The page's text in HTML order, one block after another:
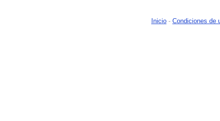
Inicio - Condiciones de